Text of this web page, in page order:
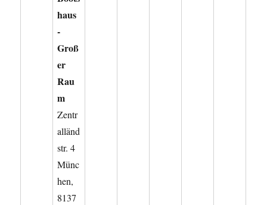
haus
-
Groß
er
Rau
m
Zentr
alländ
str. 4
Münc
hen,
8137